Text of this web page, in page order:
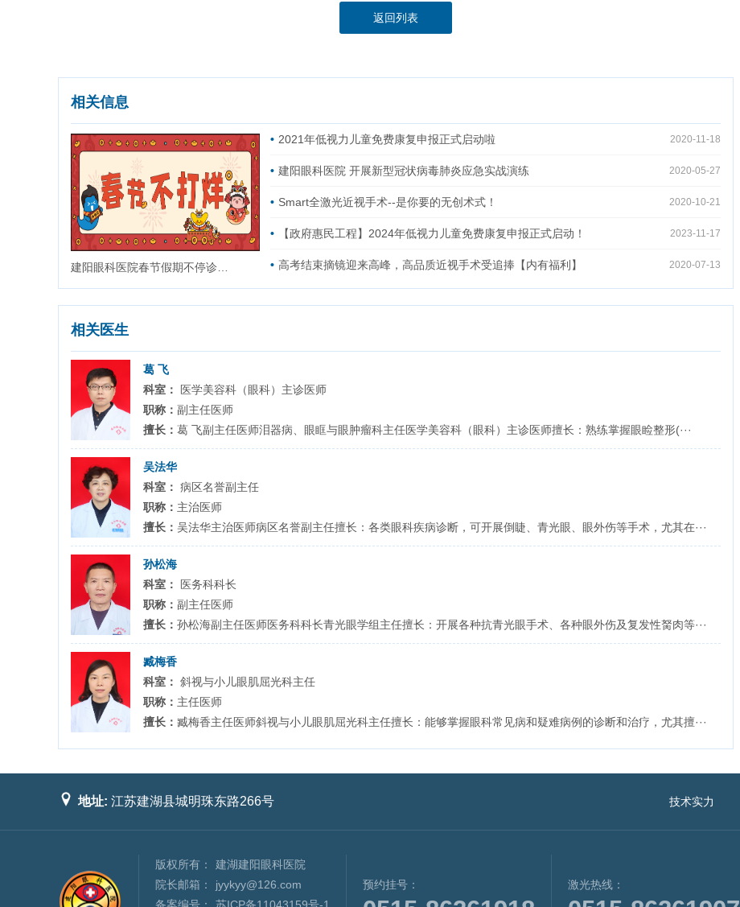
返回列表
相关信息
2021年低视力儿童免费康复申报正式启动啦 2020-11-18
建阳眼科医院 开展新型冠状病毒肺炎应急实战演练 2020-05-27
Smart全激光近视手术--是你要的无创术式！ 2020-10-21
【政府惠民工程】2024年低视力儿童免费康复申报正式启动！ 2023-11-17
高考结束摘镜迎来高峰，高品质近视手术受追捧【内有福利】 2020-07-13
相关医生
葛 飞
科室：
医学美容科（眼科）主诊医师
职称： 副主任医师
擅长： 葛 飞副主任医师泪器病、眼眶与眼肿瘤科主任医学美容科（眼科）主诊医师擅长：熟练掌握眼睑整形(···
吴法华
科室： 病区名誉副主任
职称： 主治医师
擅长： 吴法华主治医师病区名誉副主任擅长：各类眼科疾病诊断，可开展倒睫、青光眼、眼外伤等手术，尤其在···
孙松海
科室：
医务科科长
职称： 副主任医师
擅长： 孙松海副主任医师医务科科长青光眼学组主任擅长：开展各种抗青光眼手术、各种眼外伤及复发性胬肉等···
臧梅香
科室： 斜视与小儿眼肌屈光科主任
职称： 主任医师
擅长： 臧梅香主任医师斜视与小儿眼肌屈光科主任擅长：能够掌握眼科常见病和疑难病例的诊断和治疗，尤其擅···
地址: 江苏建湖县城明珠东路266号 技术实力
版权所有：
建湖建阳眼科医院
院长邮箱：
jyykyy@126.com
预约挂号： 激光热线：